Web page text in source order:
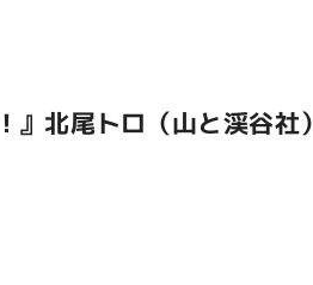
北尾トロ（山と渓谷社）